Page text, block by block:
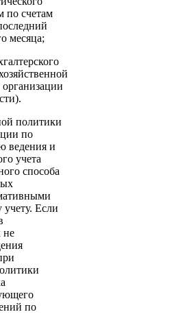
по счетам
месяца;
политики
по
ведения и
учета
способа
учету. Если
не
по